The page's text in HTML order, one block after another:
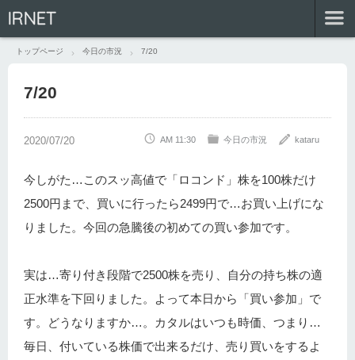
IRNET
トップページ 今日の市況 7/20
7/20
AM 11:30 今日の市況 kataru
今しがた…このスッ高値で「ロコンド」株を100株だけ
2500円まで、買いに行ったら2499円で…お買い上げにな
りました。今回の急騰後の初めての買い参加です。
実は…寄り付き段階で2500株を売り、自分の持ち株の適
正水準を下回りました。よって本日から「買い参加」で
す。どうなりますか…。カタルはいつも時価、つまり…
毎日、付いている株価で出来るだけ、売り買いをするよ